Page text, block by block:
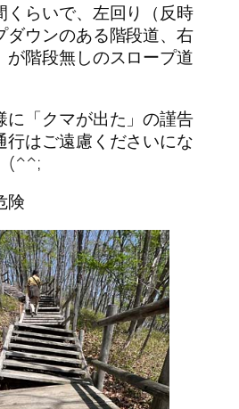
くらいで、左回り（反時
ダウンのある階段道、右
が階段無しのスロープ道
に「クマが出た」の謹告
行はご遠慮くださいにな
(^^;
険